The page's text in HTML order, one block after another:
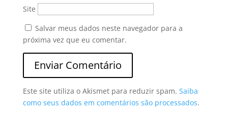
Site
Salvar meus dados neste navegador para a
próxima vez que eu comentar.
Este site utiliza o Akismet para reduzir spam. Saiba
como seus dados em comentários são processados.